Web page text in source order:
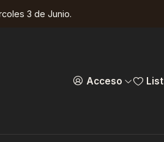
Acceso
3 de Junio.